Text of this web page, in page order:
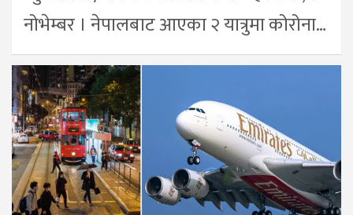
नोभेम्बर । नेपालबाट आएका २ यात्रुमा कोरोना…